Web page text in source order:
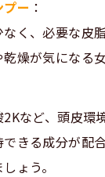
ー ：
く、必要な皮
燥が気になる
など、頭皮環
きる成分が配
ょう。